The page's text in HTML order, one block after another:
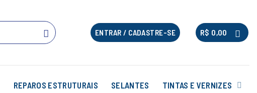
ENTRAR / CADASTRE-SE R$ 0,00
REPAROS ESTRUTURAIS SELANTES TINTAS E VERNIZES